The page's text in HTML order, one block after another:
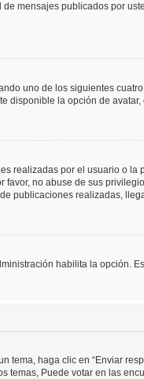
mensajes publicados por
uno de los siguientes
la opción de
realizadas por el usuario o
no abuse de sus
publicaciones realizadas,
habilita la opción.
tema, haga clic en “Enviar
temas, Puede votar en las